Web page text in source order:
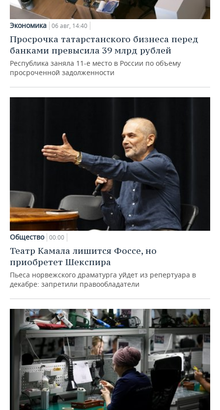
Экономика 06 авг, 14:40
Просрочка татарстанского бизнеса перед
банками превысила 39 млрд рублей
Республика заняла 11-е место в России по объему
просроченной задолженности
Общество 00:00
Театр Камала лишится Фоссе, но
приобретет Шекспира
Пьеса норвежского драматурга уйдет из репертуара в
декабре: запретили правообладатели